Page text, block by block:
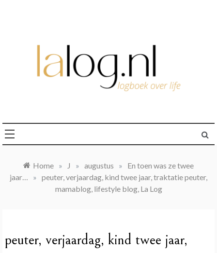
Home » J » augustus »
En toen was ze twee
jaar…
» peuter, verjaardag, kind twee jaar, traktatie peuter,
mamablog, lifestyle blog, La Log
peuter, verjaardag, kind twee jaar,